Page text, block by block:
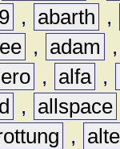
, abarth
,
, adam
, alfa ,
, allspace
,